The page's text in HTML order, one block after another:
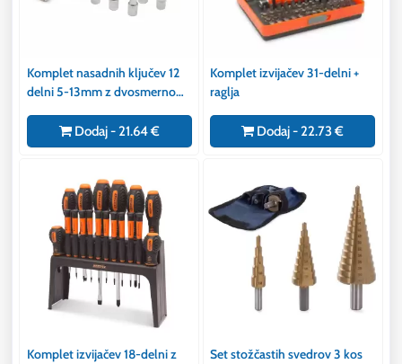
Komplet nasadnih ključev 12
delni 5-13mm z dvosmerno
Dodaj - 21.64 €
Komplet izvijačev 31-delni +
raglja
Dodaj - 22.73 €
Komplet izvijačev 18-delni z
Set stožčastih svedrov 3 kos